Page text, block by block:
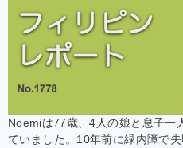
Noemiは77歳、4人の娘と息子一
ていました。10年前に緑内障で